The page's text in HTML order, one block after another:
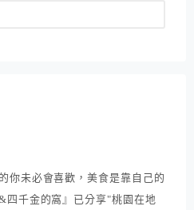
你未必會喜歡，美食是靠自己的
四千金的窩』已分享"桃園在地